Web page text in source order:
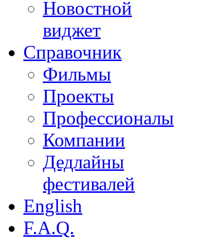
Новостной
виджет
Справочник
Фильмы
Проекты
Профессионалы
Компании
Дедлайны
фестивалей
English
F.A.Q.